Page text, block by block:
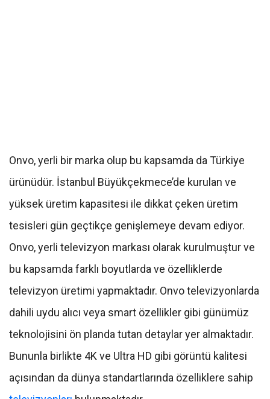
Onvo, yerli bir marka olup bu kapsamda da Türkiye
ürünüdür. İstanbul Büyükçekmece’de kurulan ve
yüksek üretim kapasitesi ile dikkat çeken üretim
tesisleri gün geçtikçe genişlemeye devam ediyor.
Onvo, yerli televizyon markası olarak kurulmuştur ve
bu kapsamda farklı boyutlarda ve özelliklerde
televizyon üretimi yapmaktadır. Onvo televizyonlarda
dahili uydu alıcı veya smart özellikler gibi günümüz
teknolojisini ön planda tutan detaylar yer almaktadır.
Bununla birlikte 4K ve Ultra HD gibi görüntü kalitesi
açısından da dünya standartlarında özelliklere sahip